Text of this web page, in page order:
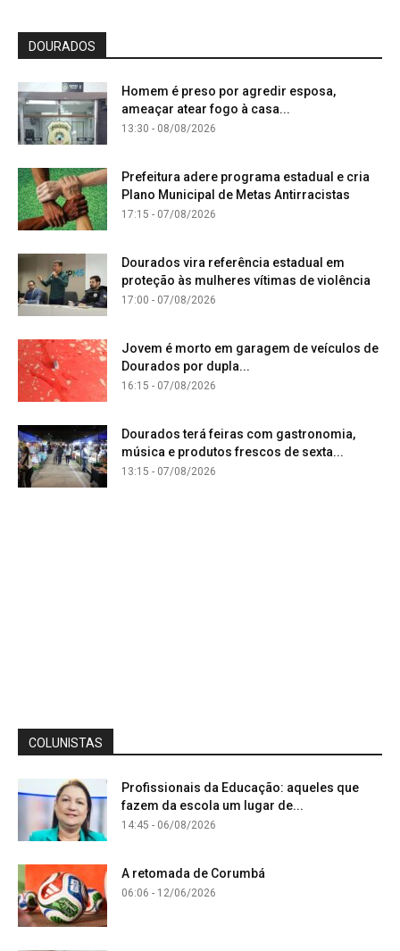
DOURADOS
Homem é preso por agredir esposa,
ameaçar atear fogo à casa...
13:30 - 08/08/2026
Prefeitura adere programa estadual e cria
Plano Municipal de Metas Antirracistas
17:15 - 07/08/2026
Dourados vira referência estadual em
proteção às mulheres vítimas de violência
17:00 - 07/08/2026
Jovem é morto em garagem de veículos de
Dourados por dupla...
16:15 - 07/08/2026
Dourados terá feiras com gastronomia,
música e produtos frescos de sexta...
13:15 - 07/08/2026
COLUNISTAS
Profissionais da Educação: aqueles que
fazem da escola um lugar de...
14:45 - 06/08/2026
A retomada de Corumbá
06:06 - 12/06/2026